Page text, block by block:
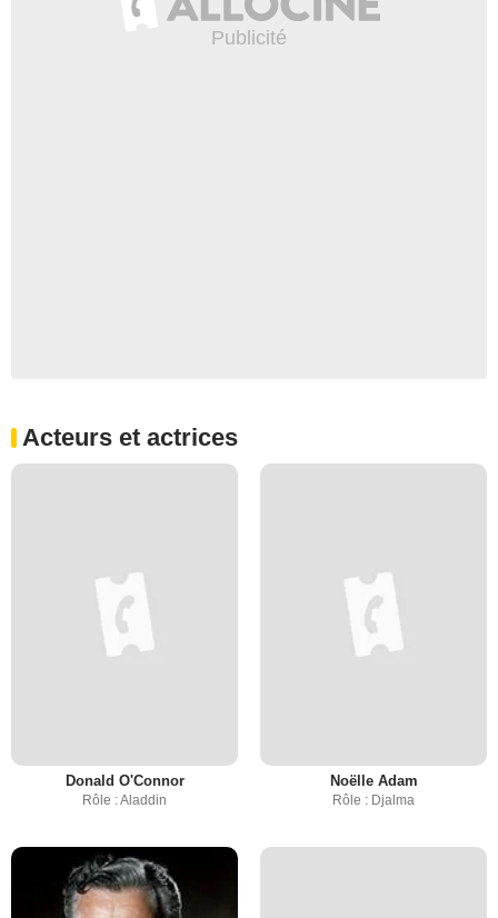
Acteurs et actrices
Donald O'Connor
Rôle : Aladdin
Noëlle Adam
Rôle : Djalma